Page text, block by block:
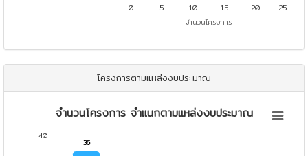
จำนวนโครงการ
0 5 10 15 20 25
โครงการตามแหล่งงบประมาณ
จำนวนโครงการ จำแนกตามแหล่งงบประมาณ
Bar chart with 4 bars.
View as data table, จำนวนโครงการ จำแนกตามแหล่งงบประมาณ
จำนวนโครงการ จำแนกตามแหล่งงบประมาณ
36
36
40